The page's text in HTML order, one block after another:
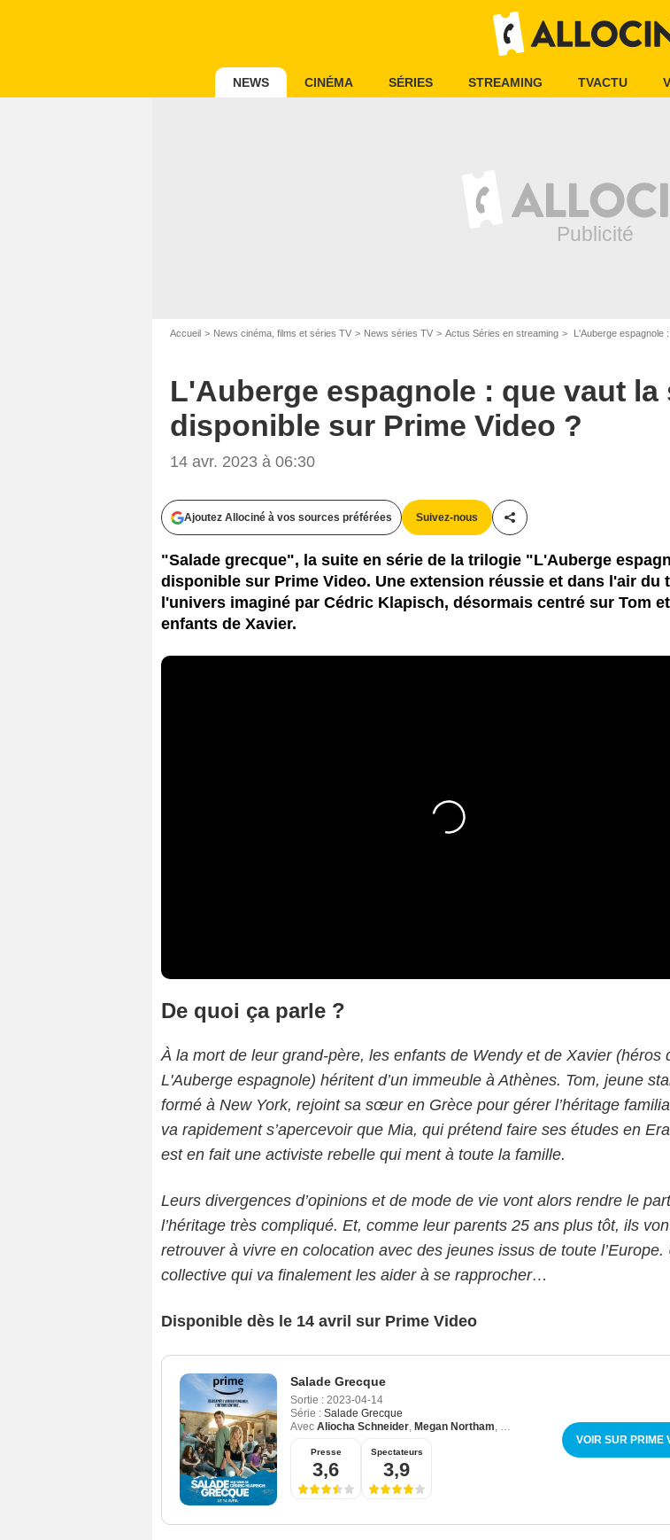
NEWS CINÉMA SÉRIES STREAMING TVACTU
Accueil News cinéma, films et séries TV News séries TV Actus Séries en streaming L'Auberge espagnole
L'Auberge espagnole : que vaut la
disponible sur Prime Video ?
14 avr. 2023 à 06:30
Ajoutez Allociné à vos sources préférées Suivez-nous
Partager cet article
"Salade grecque", la suite en série de la trilogie "L'Auberge
disponible sur Prime Video. Une extension réussie et dans l'air du
l'univers imaginé par Cédric Klapisch, désormais centré sur Tom
enfants de Xavier.
De quoi ça parle ?
À la mort de leur grand-père, les enfants de Wendy et de Xavier (héros
L'Auberge espagnole) héritent d’un immeuble à Athènes. Tom, jeune
formé à New York, rejoint sa sœur en Grèce pour gérer l’héritage
va rapidement s’apercevoir que Mia, qui prétend faire ses études en
est en fait une activiste rebelle qui ment à toute la famille.
Leurs divergences d’opinions et de mode de vie vont alors rendre le
l’héritage très compliqué. Et, comme leur parents 25 ans plus tôt, ils
retrouver à vivre en colocation avec des jeunes issus de toute l’Europe.
collective qui va finalement les aider à se rapprocher…
Disponible dès le 14 avril sur Prime Video
Salade Grecque
Sortie : 2023-04-14
Série : Salade Grecque
Avec Aliocha Schneider, Megan Northam, Romain Duris
Presse
3,6
Spectateurs
3,9
VOIR SUR PRIME